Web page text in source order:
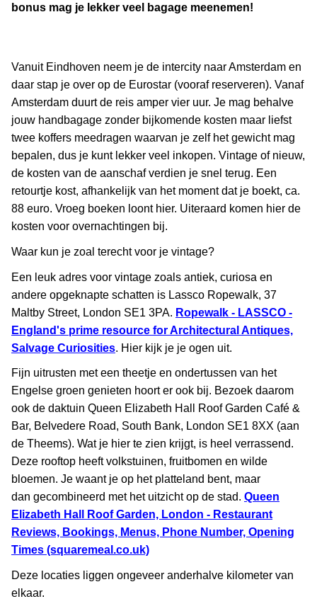
bonus mag je lekker veel bagage meenemen!
Vanuit Eindhoven neem je de intercity naar Amsterdam en
daar stap je over op de Eurostar (vooraf reserveren). Vanaf
Amsterdam duurt de reis amper vier uur. Je mag behalve
jouw handbagage zonder bijkomende kosten maar liefst
twee koffers meedragen waarvan je zelf het gewicht mag
bepalen, dus je kunt lekker veel inkopen. Vintage of nieuw,
de kosten van de aanschaf verdien je snel terug. Een
retourtje kost, afhankelijk van het moment dat je boekt, ca.
88 euro. Vroeg boeken loont hier. Uiteraard komen hier de
kosten voor overnachtingen bij.
Waar kun je zoal terecht voor je vintage?
Een leuk adres voor vintage zoals antiek, curiosa en
andere opgeknapte schatten is Lassco Ropewalk, 37
Maltby Street, London SE1 3PA. Ropewalk - LASSCO -
England's prime resource for Architectural Antiques,
Salvage Curiosities. Hier kijk je je ogen uit.
Fijn uitrusten met een theetje en ondertussen van het
Engelse groen genieten hoort er ook bij. Bezoek daarom
ook de daktuin Queen Elizabeth Hall Roof Garden Café &
Bar, Belvedere Road, South Bank, London SE1 8XX (aan
de Theems). Wat je hier te zien krijgt, is heel verrassend.
Deze rooftop heeft volkstuinen, fruitbomen en wilde
bloemen. Je waant je op het platteland bent, maar
dan gecombineerd met het uitzicht op de stad. Queen
Elizabeth Hall Roof Garden, London - Restaurant
Reviews, Bookings, Menus, Phone Number, Opening
Times (squaremeal.co.uk)
Deze locaties liggen ongeveer anderhalve kilometer van
elkaar.